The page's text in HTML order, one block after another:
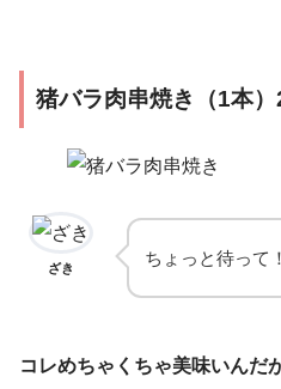
猪バラ肉串焼き（1本）
ざき ちょっと待って！
コレめちゃくちゃ美味いんだ